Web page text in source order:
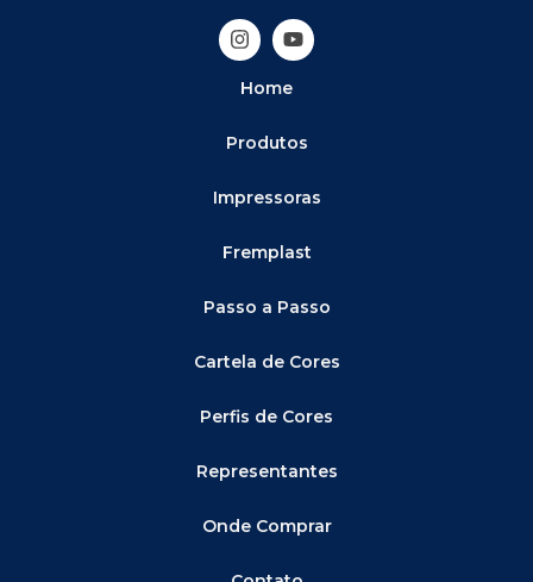
Home
Produtos
Impressoras
Fremplast
Passo a Passo
Cartela de Cores
Perfis de Cores
Representantes
Onde Comprar